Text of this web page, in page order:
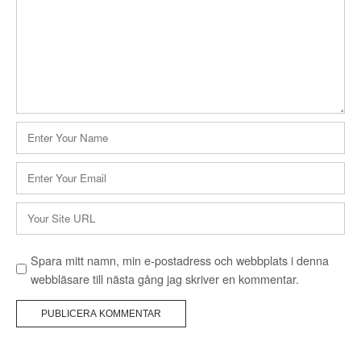
i
t
i
o
n
a
*a
m
*
-
p
t
d
e
b
l
a
Spara mitt namn, min e-postadress och webbplats i denna
webbläsare till nästa gång jag skriver en kommentar.